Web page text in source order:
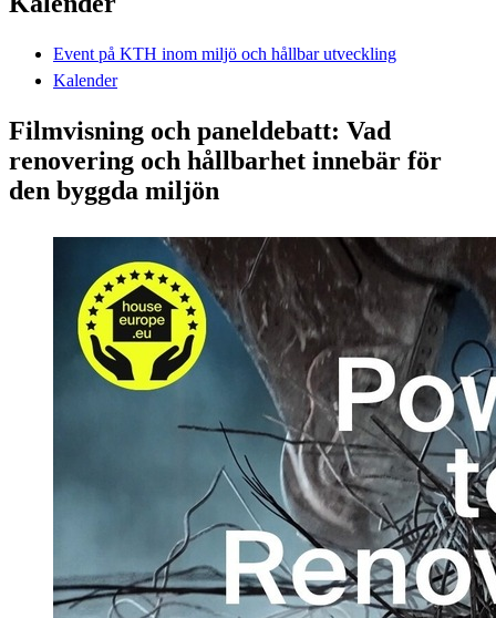
Event på KTH inom miljö och hållbar utveckling
Kalender
Filmvisning och paneldebatt: Vad
renovering och hållbarhet innebär för
den byggda miljön